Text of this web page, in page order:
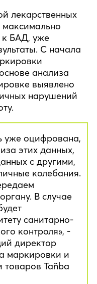
лекарственных
максимально
к БАД, уже
С начала
анализа
выявлено
нарушений
уже оцифрована,
этих данных,
с другими,
колебания.
В случае
санитарно-
контроля», -
директор
маркировки и
товаров Tañba